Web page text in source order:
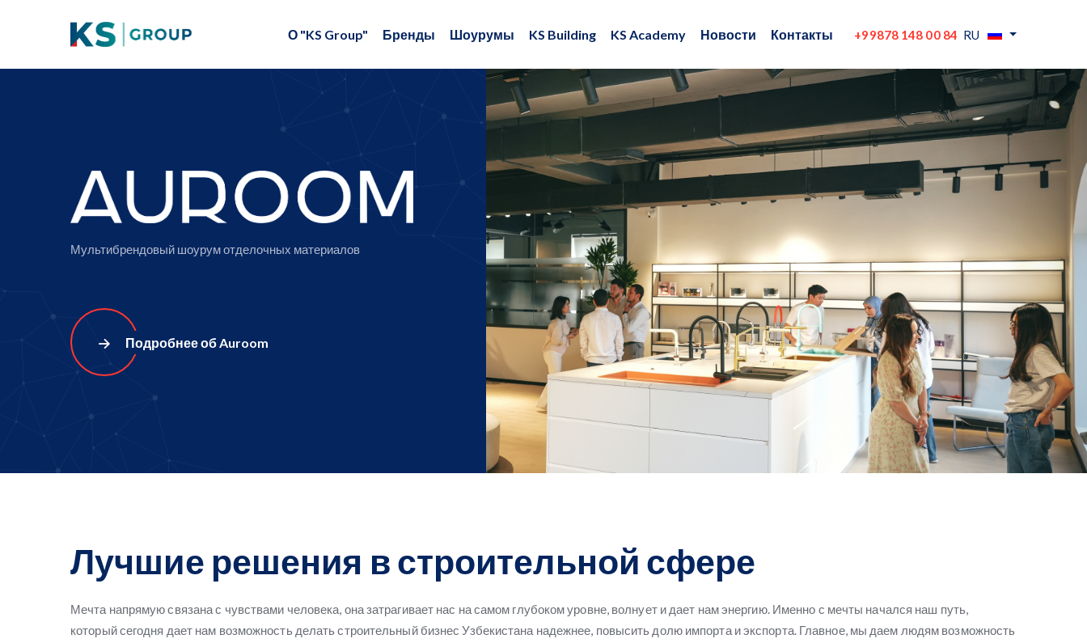
О "KS Group" Бренды Шоурумы KS Building KS Academy Новости Контакты +99878 148 00 84 RU
Мультибрендовый шоурум отделочных материалов
Подробнее об Auroom
Лучшие решения в строительной сфере
Мечта напрямую связана с чувствами человека, она затрагивает нас на самом глубоком уровне, волнует и дает нам энергию. Именно с мечты начался наш путь,
который сегодня дает нам возможность делать строительный бизнес Узбекистана надежнее, повысить долю импорта и экспорта. Главное, мы даем людям возможность